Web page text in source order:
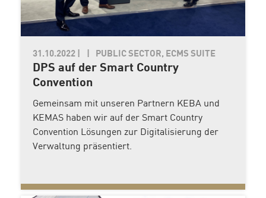
31.10.2022 PUBLIC SECTOR, ECMS SUITE
DPS auf der Smart Country
Convention
Gemeinsam mit unseren Partnern KEBA und
KEMAS haben wir auf der Smart Country
Convention Lösungen zur Digitalisierung der
Verwaltung präsentiert.